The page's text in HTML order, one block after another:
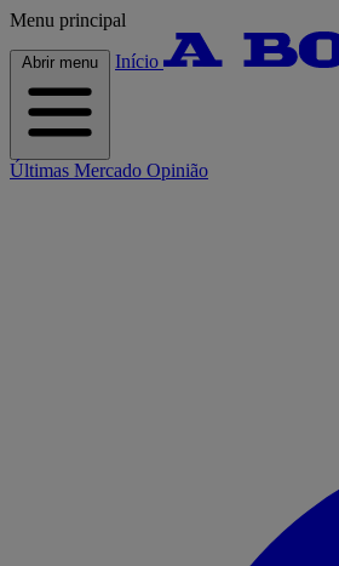
Menu principal
Abrir menu Início
Últimas Mercado Opinião